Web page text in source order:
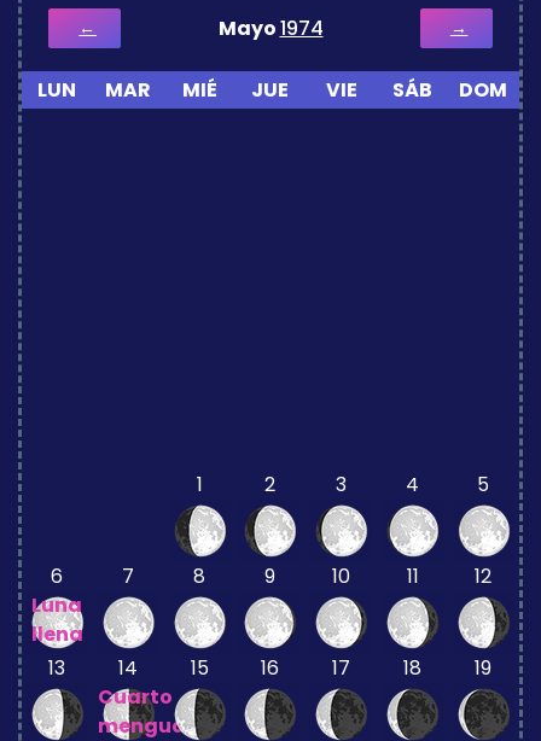
← Mayo1974 →
LUN MAR MIÉ JUE VIE SÁB DOM
1 2 3 4 5
6
Luna
llena
7 8 9 10 11 12
13
14
Cuarto
menguante
15 16 17 18 19